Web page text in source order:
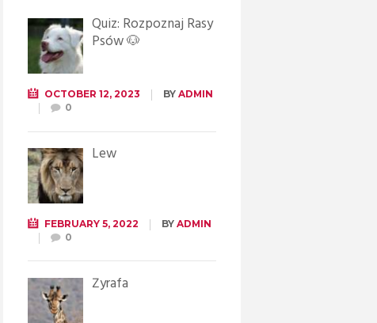
Quiz: Rozpoznaj Rasy
Psów 🐶
OCTOBER 12, 2023 BY ADMIN
0
Lew
FEBRUARY 5, 2022 BY ADMIN
0
Żyrafa